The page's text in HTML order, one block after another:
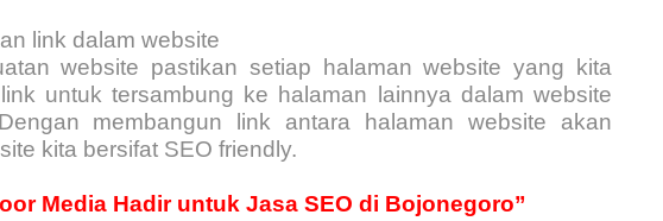
link dalam website
website pastikan setiap halaman website yang kita
untuk tersambung ke halaman lainnya dalam website
membangun link antara halaman website akan
kita bersifat SEO friendly.
Media Hadir untuk Jasa SEO di Bojonegoro”